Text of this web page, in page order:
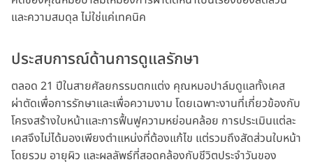
และความสมดุล ไม่ใช่แค่เทคนิค
ประสบการณ์ด้านการดูแลรักษา
ตลอด 21 ปีในสายศัลยกรรมตกแต่ง คุณหมอปาล์มดูแลทั้งเคส
ผ่าตัดเพื่อการรักษาและเพื่อความงาม โดยเฉพาะงานที่เกี่ยวข้องกับ
โครงสร้างใบหน้าและการฟื้นฟูความหย่อนคล้อย การประเมินแต่ละ
เคสจึงไม่ได้มองเพียงตำแหน่งที่ต้องแก้ไข แต่รวมถึงสัดส่วนใบหน้า
โดยรวม อายุผิว และผลลัพธ์ที่สอดคล้องกับชีวิตประจำวันของ